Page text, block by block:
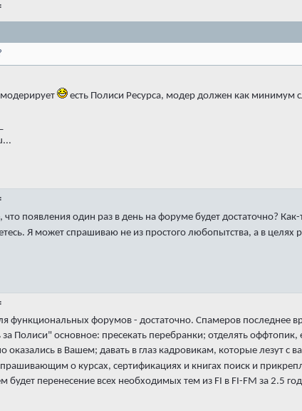
есть Полиси Ресурса, модер должен как минимум
что появления один раз в день на форуме будет достаточно?
Я может спрашиваю не из простого любопытства, а в
функциональных форумов - достаточно. Спамеров последнее
Полиси" основное: пресекать перебранки; отделять
оказались в Вашем; давать в глаз кадровикам, которые лезут
о курсах, сертификациях и книгах поиск и
будет перенесение всех необходимых тем из FI в FI-FM за 2.5